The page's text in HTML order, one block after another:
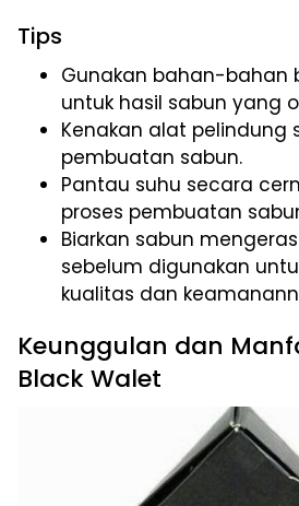
Tips
Gunakan bahan-bahan
untuk hasil sabun yang
Kenakan alat pelindung
pembuatan sabun.
Pantau suhu secara
proses pembuatan
Biarkan sabun
sebelum digunakan
kualitas dan
Keunggulan dan
Black Walet